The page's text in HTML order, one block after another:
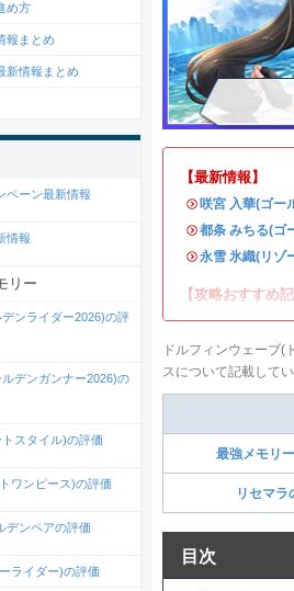
【最新情報】
・咲宮 入華(ゴー
・都条 みちる(ゴ
・永雪 氷織(リゾ
【攻略おすすめ記
ドルフィンウェーブ(
スについて記載してい
最強メモリ
リセマラ
目次
め方
報まとめ
新情報まとめ
ペーン最新情報
情報
リー
ンライダー2026)の評
デンガンナー2026)の
スタイル)の評価
ワンピース)の評価
デンペアの評価
ライダー)の評価